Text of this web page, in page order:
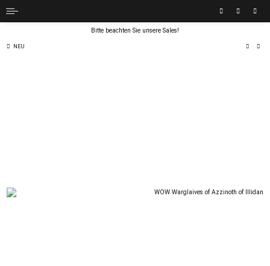
Bitte beachten Sie unsere Sales!
NEU